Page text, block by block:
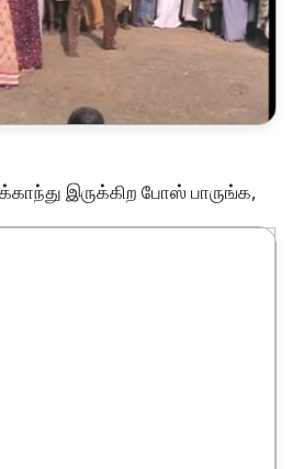
இருக்கிற போஸ் பாருங்க,